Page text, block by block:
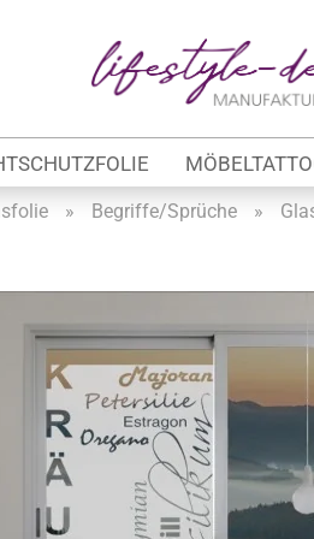
Gewerbe
» Begriffe/Sprüche »